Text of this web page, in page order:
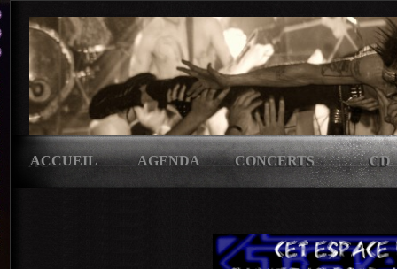
ACCUEIL AGENDA CONCERTS CD